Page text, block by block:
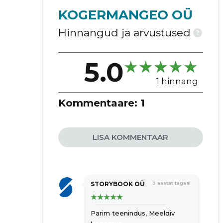
kontrollimine
koostamine
ehitusekspertiis
ehitusprojektid
katastrimõõdistused
projekteerimine
detailjooniste koostamine
ümberehituse projektid
ehitusgeodeetilised teenused
ehitustööde planeerimine
KOGERMANGEO OÜ
Hinnangud ja arvustused ?
5.0 1 hinnang
Kommentaare: 1
LISA KOMMENTAAR
STORYBOOK OÜ 3 aastat tagasi
Parim teenindus, Meeldiv